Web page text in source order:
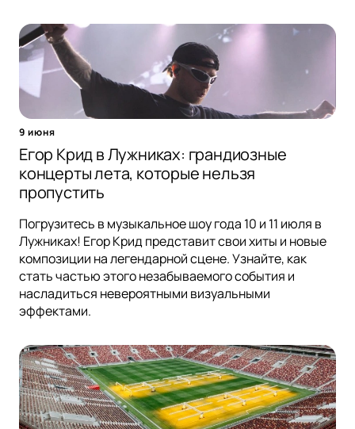
9 июня
Егор Крид в Лужниках: грандиозные
концерты лета, которые нельзя
пропустить
Погрузитесь в музыкальное шоу года 10 и 11 июля в
Лужниках! Егор Крид представит свои хиты и новые
композиции на легендарной сцене. Узнайте, как
стать частью этого незабываемого события и
насладиться невероятными визуальными
эффектами.